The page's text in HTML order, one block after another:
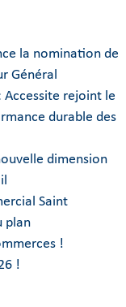
la nomination de
Général
rejoint le
durable des
dimension
Saint
plan
!
!